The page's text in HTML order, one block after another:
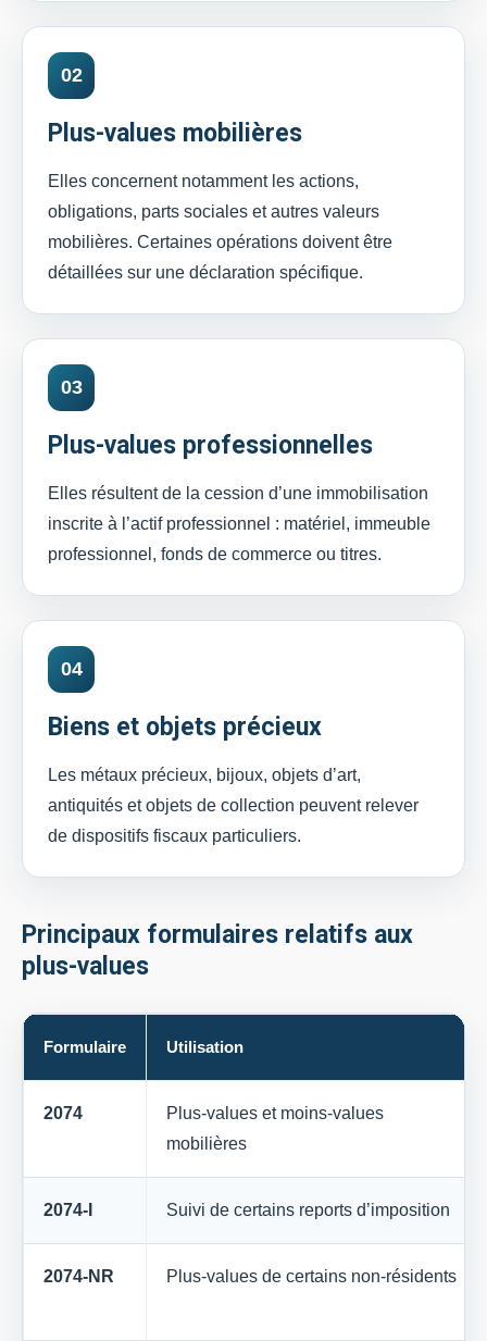
02
Plus-values mobilières
Elles concernent notamment les actions,
obligations, parts sociales et autres valeurs
mobilières. Certaines opérations doivent être
détaillées sur une déclaration spécifique.
03
Plus-values professionnelles
Elles résultent de la cession d’une immobilisation
inscrite à l’actif professionnel : matériel, immeuble
professionnel, fonds de commerce ou titres.
04
Biens et objets précieux
Les métaux précieux, bijoux, objets d’art,
antiquités et objets de collection peuvent relever
de dispositifs fiscaux particuliers.
Principaux formulaires relatifs aux
plus-values
Formulaire Utilisation
2074
Plus-values et moins-values
mobilières
2074-I Suivi de certains reports d’imposition
2074-NR Plus-values de certains non-résidents